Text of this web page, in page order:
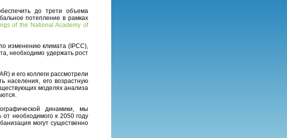
до трети объема
потепление в рамках
of the National Academy of
изменению климата (IPCC),
необходимо удержать рост
и его коллеги рассмотрели
населения, его возрастную
моделях анализа
динамики, мы
необходимого к 2050 году
могут существенно